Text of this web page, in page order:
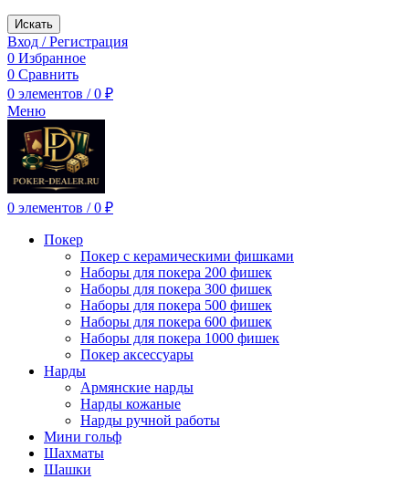
Искать
Вход / Регистрация
0 Избранное
0 Сравнить
0 элементов / 0 ₽
Меню
0 элементов / 0 ₽
Покер
Покер с керамическими фишками
Наборы для покера 200 фишек
Наборы для покера 300 фишек
Наборы для покера 500 фишек
Наборы для покера 600 фишек
Наборы для покера 1000 фишек
Покер аксессуары
Нарды
Армянские нарды
Нарды кожаные
Нарды ручной работы
Мини гольф
Шахматы
Шашки